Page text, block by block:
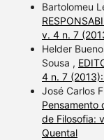
Bartolomeu
v. 4 n. 7
Helder
Sousa ,
4 n. 7 (2013):
José Carlos
Pensamento
de Filosofia:
Quental